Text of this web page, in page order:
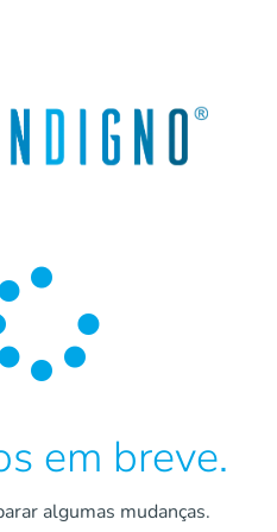
em breve.
algumas mudanças.